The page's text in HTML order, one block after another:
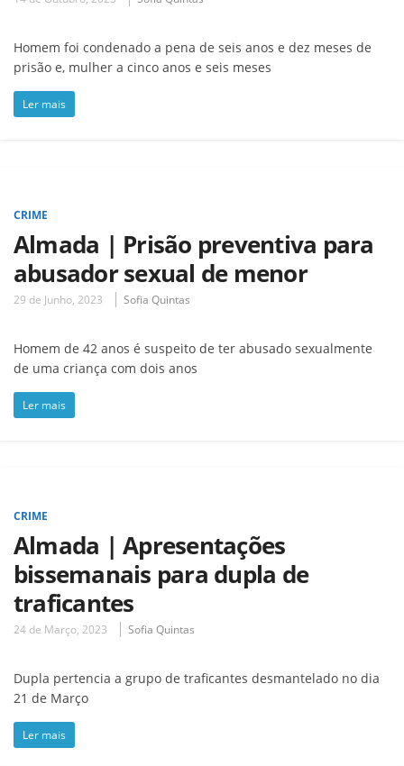
Homem foi condenado a pena de seis anos e dez meses de
prisão e, mulher a cinco anos e seis meses
Ler mais
CRIME
Almada | Prisão preventiva para
abusador sexual de menor
29 de Junho, 2023 Sofia Quintas
Homem de 42 anos é suspeito de ter abusado sexualmente
de uma criança com dois anos
Ler mais
CRIME
Almada | Apresentações
bissemanais para dupla de
traficantes
24 de Março, 2023 Sofia Quintas
Dupla pertencia a grupo de traficantes desmantelado no dia
21 de Março
Ler mais